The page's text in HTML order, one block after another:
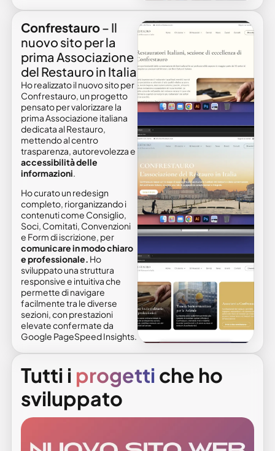
Confrestauro– Il
nuovo sito per la
prima Associazione
del Restauro in Italia
Ho realizzato il nuovo sito per
Confrestauro, un progetto
pensato per valorizzare la
prima Associazione italiana
dedicata al Restauro,
mettendo al centro
trasparenza, autorevolezza e
accessibilità delle
informazioni.
Ho curato un redesign
completo, riorganizzando i
contenuti come Consiglio,
Soci, Comitati, Convenzioni
e Form di iscrizione, per
comunicare in modo chiaro
e professionale. Ho
sviluppato una struttura
responsive e intuitiva che
permette di navigare
facilmente tra le diverse
sezioni, con prestazioni
elevate confermate da
Google PageSpeed Insights.
Tutti i progetti che ho
sviluppato